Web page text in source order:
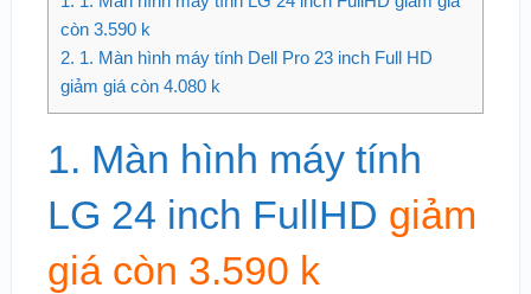
còn 3.590 k
2. 1. Màn hình máy tính Dell Pro 23 inch Full HD
giảm giá còn 4.080 k
1. Màn hình máy tính
LG 24 inch FullHD giảm
giá còn 3.590 k